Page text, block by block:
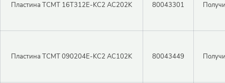
Пластина TCMT 16T312E-KC2 AC202K 80043301
Пластина TCMT 090204E-KC2 AC102K 80043449